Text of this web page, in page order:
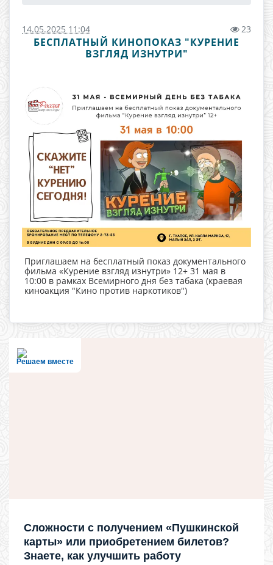
14.05.2025 11:04 23
БЕСПЛАТНЫЙ КИНОПОКАЗ "КУРЕНИЕ
ВЗГЛЯД ИЗНУТРИ"
Приглашаем на бесплатный показ документального
фильма «Курение взгляд изнутри» 12+ 31 мая в
10:00 в рамках Всемирного дня без табака (краевая
киноакция "Кино против наркотиков")
Решаем вместе
Сложности с получением «Пушкинской
карты» или приобретением билетов?
Знаете, как улучшить работу